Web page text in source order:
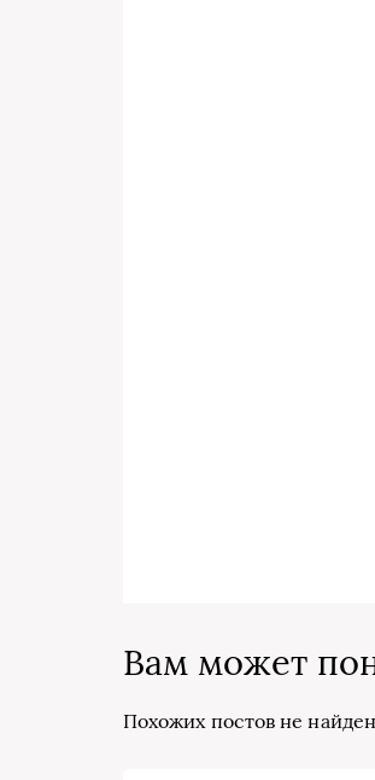
Вам может
Похожих постов не